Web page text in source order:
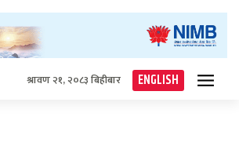
श्रावण २१, २०८३ बिहीबार ENGLISH